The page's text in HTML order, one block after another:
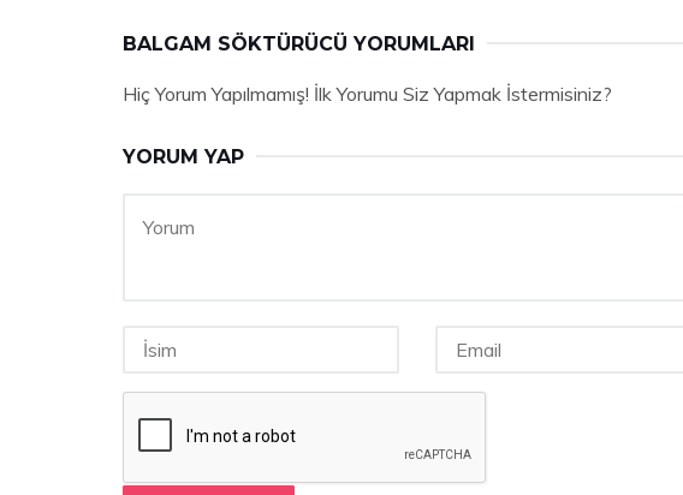
BALGAM SÖKTÜRÜCÜ YORUMLARI
Hiç Yorum Yapılmamış! İlk Yorumu Siz Yapmak İstermisiniz?
YORUM YAP